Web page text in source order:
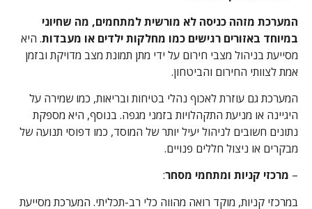
המערכת מזהה כניסה לא מורשית למתחמים, מה שחיוני
במיוחד באזורים רגישים כמו מחלקות ילדים או מעבדות. היא
מסייעת בניהול מצבי חירום על ידי מתן תמונת מצב מדויקת ובזמן
אמת לצוותי החירום והביטחון.
המערכת גם עוזרת לאכוף נהלי בטיחות ובריאות, כמו שמירה על
היגיינה או מניעת התקהלויות בזמני מגפה. בנוסף, היא מספקת
נתונים חשובים לניהול יעיל יותר של המוסד, כמו דפוסי תנועה של
מבקרים או ניצול חללים פנויים.
– מרכזי קניות ומתחמי מסחר:
במרכזי קניות, מוקד רואה מהווה כלי רב-תכליתי. המערכת מסייעת